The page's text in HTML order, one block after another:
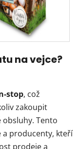
na vejce?
stop, což
zakoupit
obsluhy. Tento
a producenty, kteří
prodeje a